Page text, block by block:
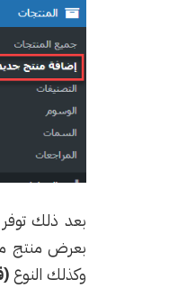
بعد ذلك
بعرض منتج
وكذلك النوع